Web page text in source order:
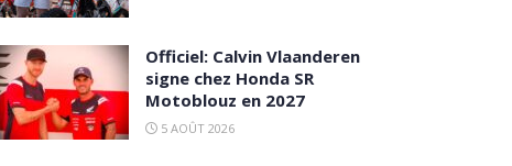
Officiel: Calvin Vlaanderen
signe chez Honda SR
Motoblouz en 2027
5 AOÛT 2026